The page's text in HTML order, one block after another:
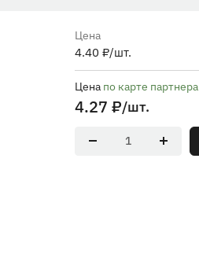
Цена
4.40 ₽/шт.
Цена по карте партнера
4.27 ₽/шт.